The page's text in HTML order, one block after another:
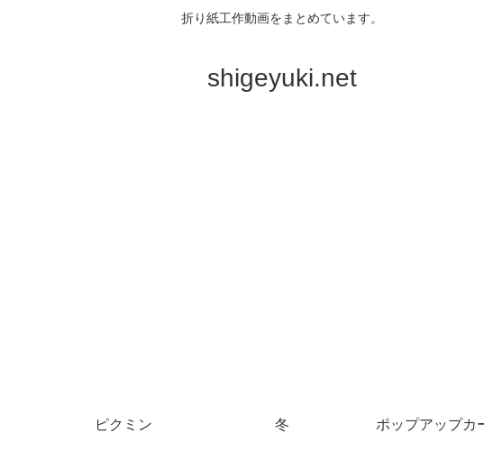
折り紙工作動画をまとめています。
shigeyuki.net
ピクミン 冬 ポップアップカ